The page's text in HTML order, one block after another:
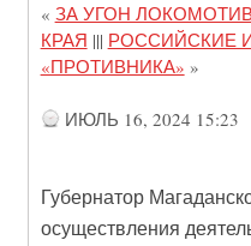
« ЗА УГОН
КРАЯ ||| РОССИЙСКИЕ
«ПРОТИВНИКА» »
ИЮЛЬ 16, 2024 15:23
Губернатор
осуществления